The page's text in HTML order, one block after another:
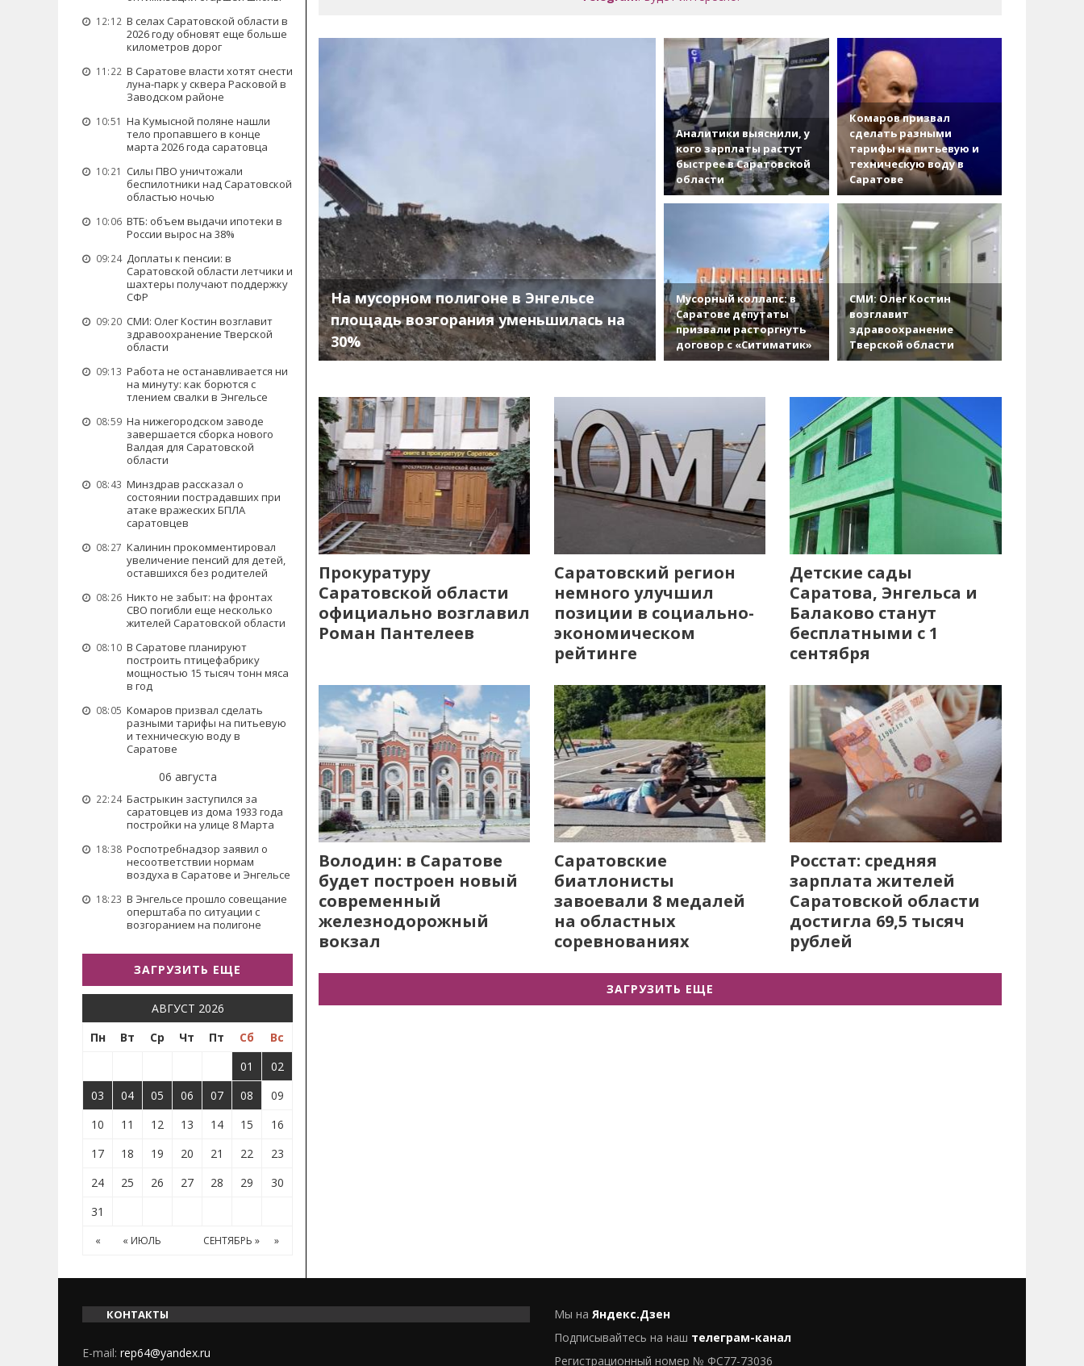
12:12 В селах Саратовской области в
2026 году обновят еще больше
километров дорог
11:22 В Саратове власти хотят снести
луна-парк у сквера Расковой в
Заводском районе
10:51 На Кумысной поляне нашли
тело пропавшего в конце
марта 2026 года саратовца
10:21 Силы ПВО уничтожали
беспилотники над Саратовской
областью ночью
10:06 ВТБ: объем выдачи ипотеки в
России вырос на 38%
09:24 Доплаты к пенсии: в
Саратовской области летчики и
шахтеры получают поддержку
СФР
09:20 СМИ: Олег Костин возглавит
здравоохранение Тверской
области
09:13 Работа не останавливается ни
на минуту: как борются с
тлением свалки в Энгельсе
08:59 На нижегородском заводе
завершается сборка нового
Валдая для Саратовской
области
08:43 Минздрав рассказал о
состоянии пострадавших при
атаке вражеских БПЛА
саратовцев
08:27 Калинин прокомментировал
увеличение пенсий для детей,
оставшихся без родителей
08:26 Никто не забыт: на фронтах
СВО погибли еще несколько
жителей Саратовской области
08:10 В Саратове планируют
построить птицефабрику
мощностью 15 тысяч тонн мяса
в год
08:05 Комаров призвал сделать
разными тарифы на питьевую
и техническую воду в
Саратове
06 августа
22:24 Бастрыкин заступился за
саратовцев из дома 1933 года
постройки на улице 8 Марта
18:38 Роспотребнадзор заявил о
несоответствии нормам
воздуха в Саратове и Энгельсе
18:23 В Энгельсе прошло совещание
оперштаба по ситуации с
возгоранием на полигоне
ЗАГРУЗИТЬ ЕЩЕ
АВГУСТ 2026
Пн
Вт Ср Чт Пт Сб
Вс
01
02
03
04 05 06 07 08
09
10
11 12 13 14 15
16
17
18 19 20 21 22
23
24
25 26 27 28 29
30
31
« « ИЮЛЬ СЕНТЯБРЬ » »
На мусорном полигоне в Энгельсе
площадь возгорания уменьшилась на
30%
Аналитики выяснили, у
кого зарплаты растут
быстрее в Саратовской
области
Комаров призвал
сделать разными
тарифы на питьевую и
техническую воду в
Саратове
Мусорный коллапс: в
Саратове депутаты
призвали расторгнуть
договор с «Ситиматик»
СМИ: Олег Костин
возглавит
здравоохранение
Тверской области
Прокуратуру
Саратовской области
официально возглавил
Роман Пантелеев
Саратовский регион
немного улучшил
позиции в социально-
экономическом
рейтинге
Детские сады
Саратова, Энгельса и
Балаково станут
бесплатными с 1
сентября
Володин: в Саратове
будет построен новый
современный
железнодорожный
вокзал
Саратовские
биатлонисты
завоевали 8 медалей
на областных
соревнованиях
Росстат: средняя
зарплата жителей
Саратовской области
достигла 69,5 тысяч
рублей
ЗАГРУЗИТЬ ЕЩЕ
КОНТАКТЫ
E-mail: rep64@yandex.ru
Мы на Яндекс.Дзен
Подписывайтесь на наш телеграм-канал
Регистрационный номер № ФС77-73036